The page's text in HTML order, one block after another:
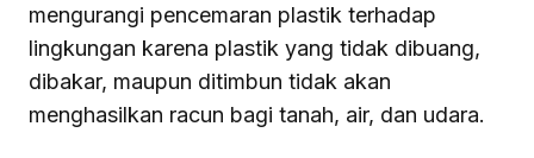
mengurangi pencemaran plastik terhadap
lingkungan karena plastik yang tidak dibuang,
dibakar, maupun ditimbun tidak akan
menghasilkan racun bagi tanah, air, dan udara.